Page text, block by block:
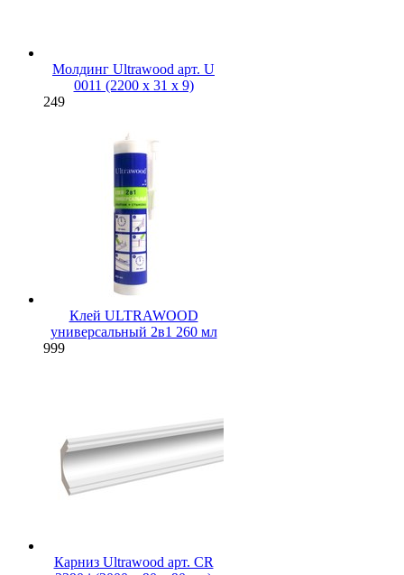
Молдинг Ultrawood арт. U
0011 (2200 х 31 х 9)
249
Клей ULTRAWOOD
универсальный 2в1 260 мл
999
Карниз Ultrawood арт. CR